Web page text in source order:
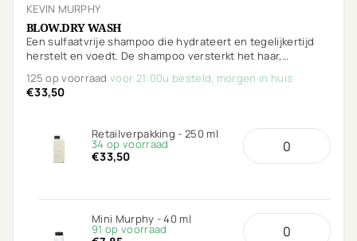
KEVIN MURPHY
BLOW.DRY WASH
Een sulfaatvrije shampoo die hydrateert en tegelijkertijd
herstelt en voedt. De shampoo versterkt het haar,
hitte.
125 op voorraadvoor 21:00u besteld, morgen in huis
€33,50
Retailverpakking - 250 ml
34 op voorraad
€33,50
Mini Murphy - 40 ml
91 op voorraad